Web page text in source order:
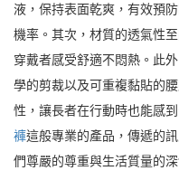
液，保持表面乾爽，有效預
機率。其次，材質的透氣性
穿戴者感受舒適不悶熱。此
學的剪裁以及可重複黏貼的
性，讓長者在行動時也能感
褲這般專業的產品，傳遞的
們尊嚴的尊重與生活質量的深